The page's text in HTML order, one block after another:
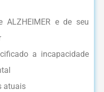
ALZHEIMER e de seu
a incapacidade
atuais